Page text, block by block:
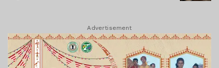
Advertisement